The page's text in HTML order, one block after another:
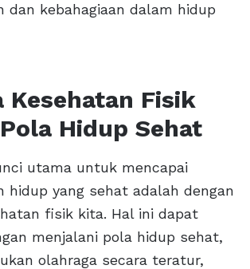
dan kebahagiaan dalam hidup
Kesehatan Fisik
Hidup Sehat
utama untuk mencapai
hidup yang sehat adalah dengan
fisik kita. Hal ini dapat
menjalani pola hidup sehat,
olahraga secara teratur,